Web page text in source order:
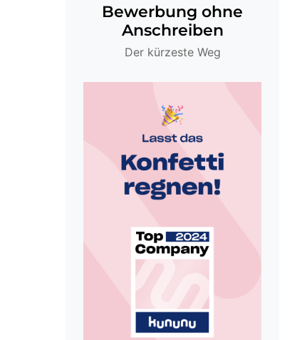
Bewerbung ohne
Anschreiben
Der kürzeste Weg